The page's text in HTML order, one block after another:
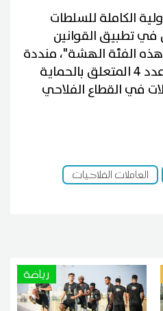
الكاملة للسلطات
في تطبيق القوانين
هذه الفئة الهشة"، منددة
بعدم تفعيل المرسوم عدد 4 المتعلق بالحماية
في القطاع الفلاحي
العاملات الفلاحيات
رياضة